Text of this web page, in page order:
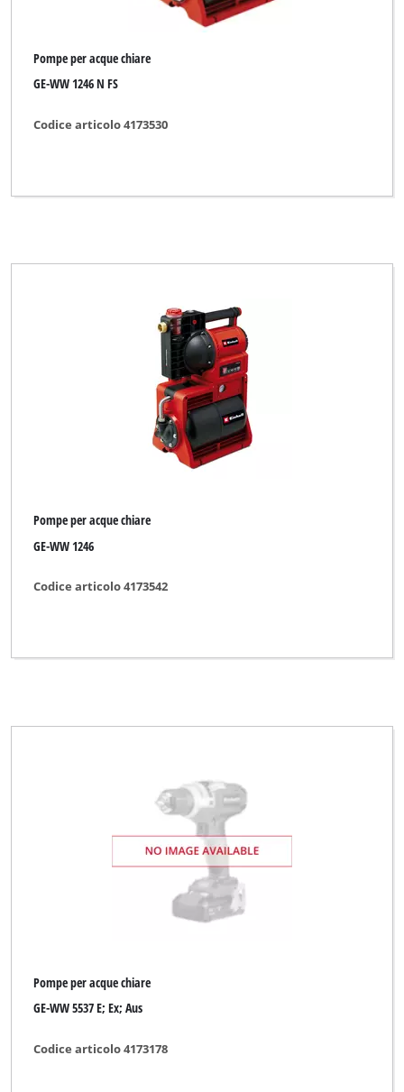
Pompe per acque chiare
GE-WW 1246 N FS
Codice articolo 4173530
Pompe per acque chiare
GE-WW 1246
Codice articolo 4173542
Pompe per acque chiare
GE-WW 5537 E; Ex; Aus
Codice articolo 4173178